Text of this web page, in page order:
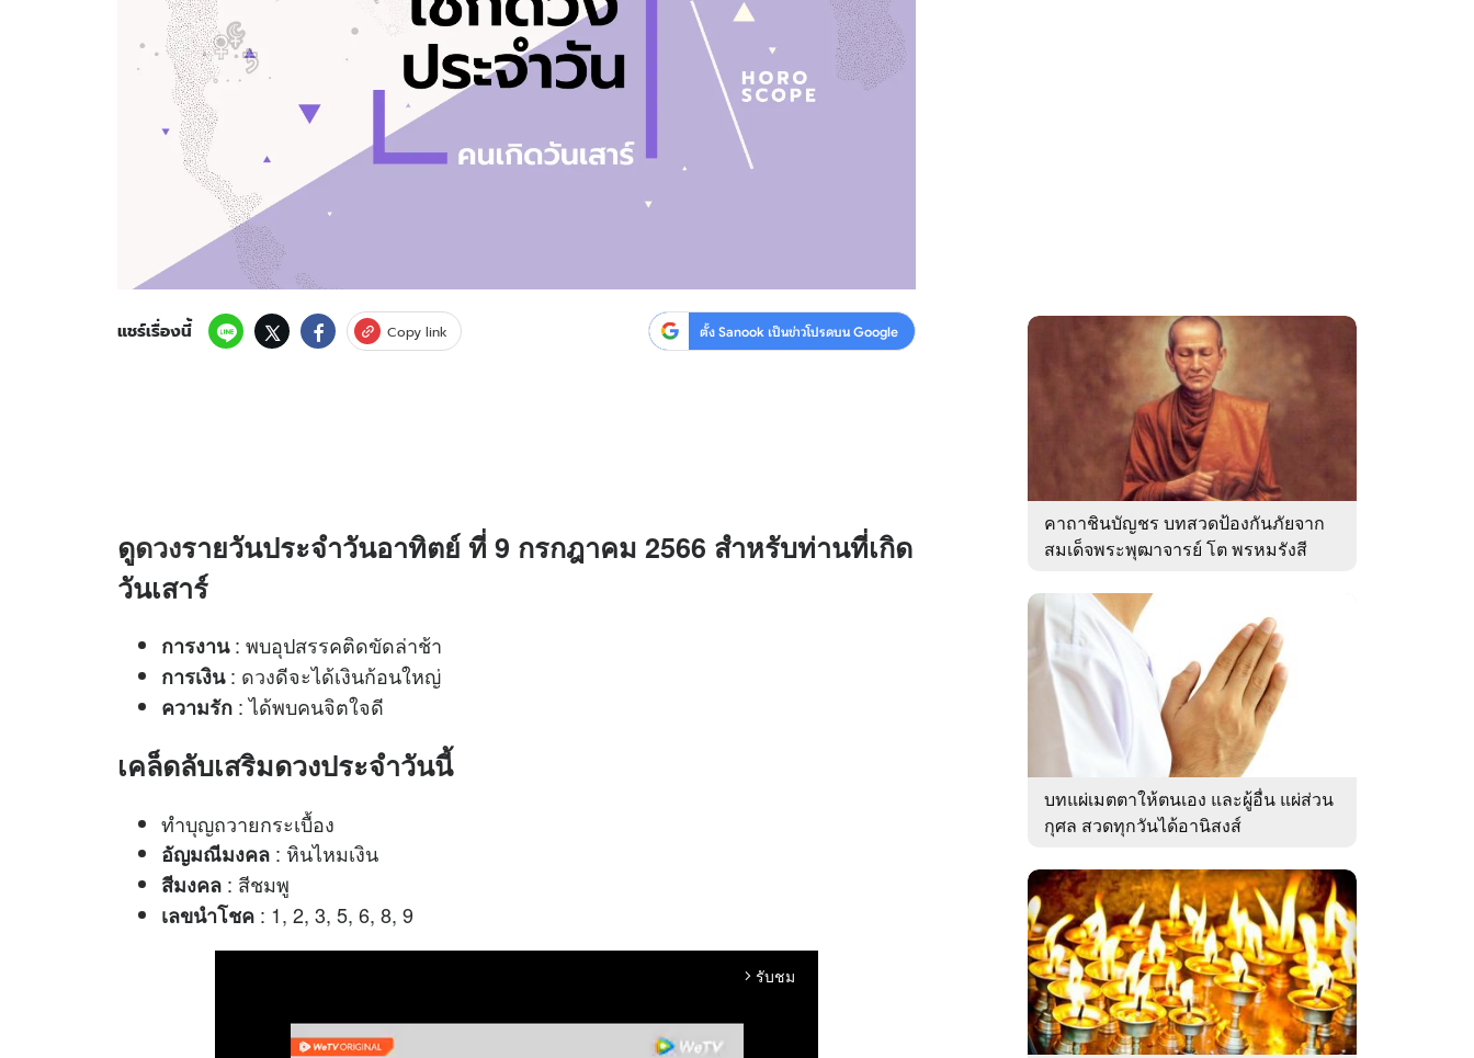
สงวนลิขสิทธิ์ ©2569 บริษัท อิมเมจ ฟิวเจอร์ (ประเทศไทย) จำกัด
แชร์เรื่องนี้ Copy link ตั้ง Sanook เป็นข่าวโปรดบน Google
ดูดวงรายวันประจำวันอาทิตย์ ที่ 9 กรกฎาคม 2566 สำหรับท่านที่เกิด
วันเสาร์
การงาน : พบอุปสรรคติดขัดล่าช้า
การเงิน : ดวงดีจะได้เงินก้อนใหญ่
ความรัก : ได้พบคนจิตใจดี
เคล็ดลับเสริมดวงประจำวันนี้
ทำบุญถวายกระเบื้อง
อัญมณีมงคล : หินไหมเงิน
สีมงคล : สีชมพู
เลขนำโชค : 1, 2, 3, 5, 6, 8, 9
arrow_forward_ios รับชม
คาถาชินบัญชร บทสวดป้องกันภัยจาก
สมเด็จพระพุฒาจารย์ โต พรหมรังสี
บทแผ่เมตตาให้ตนเอง และผู้อื่น แผ่ส่วน
กุศล สวดทุกวันได้อานิสงส์